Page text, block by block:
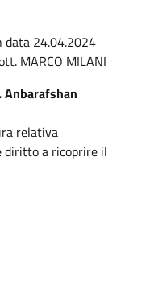
data 24.04.2024
MARCO MILANI
Anbarafshan
relativa
diritto a ricoprire il